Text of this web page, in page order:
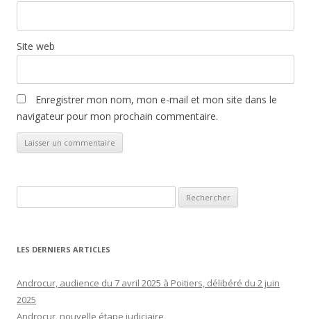
Site web
Enregistrer mon nom, mon e-mail et mon site dans le
navigateur pour mon prochain commentaire.
LES DERNIERS ARTICLES
Androcur, audience du 7 avril 2025 à Poitiers, délibéré du 2 juin
2025
Androcur, nouvelle étape judiciaire